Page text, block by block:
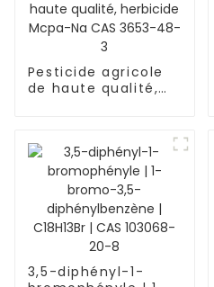
Pesticide agricole
de haute qualité,
3,5-diphényl-1-